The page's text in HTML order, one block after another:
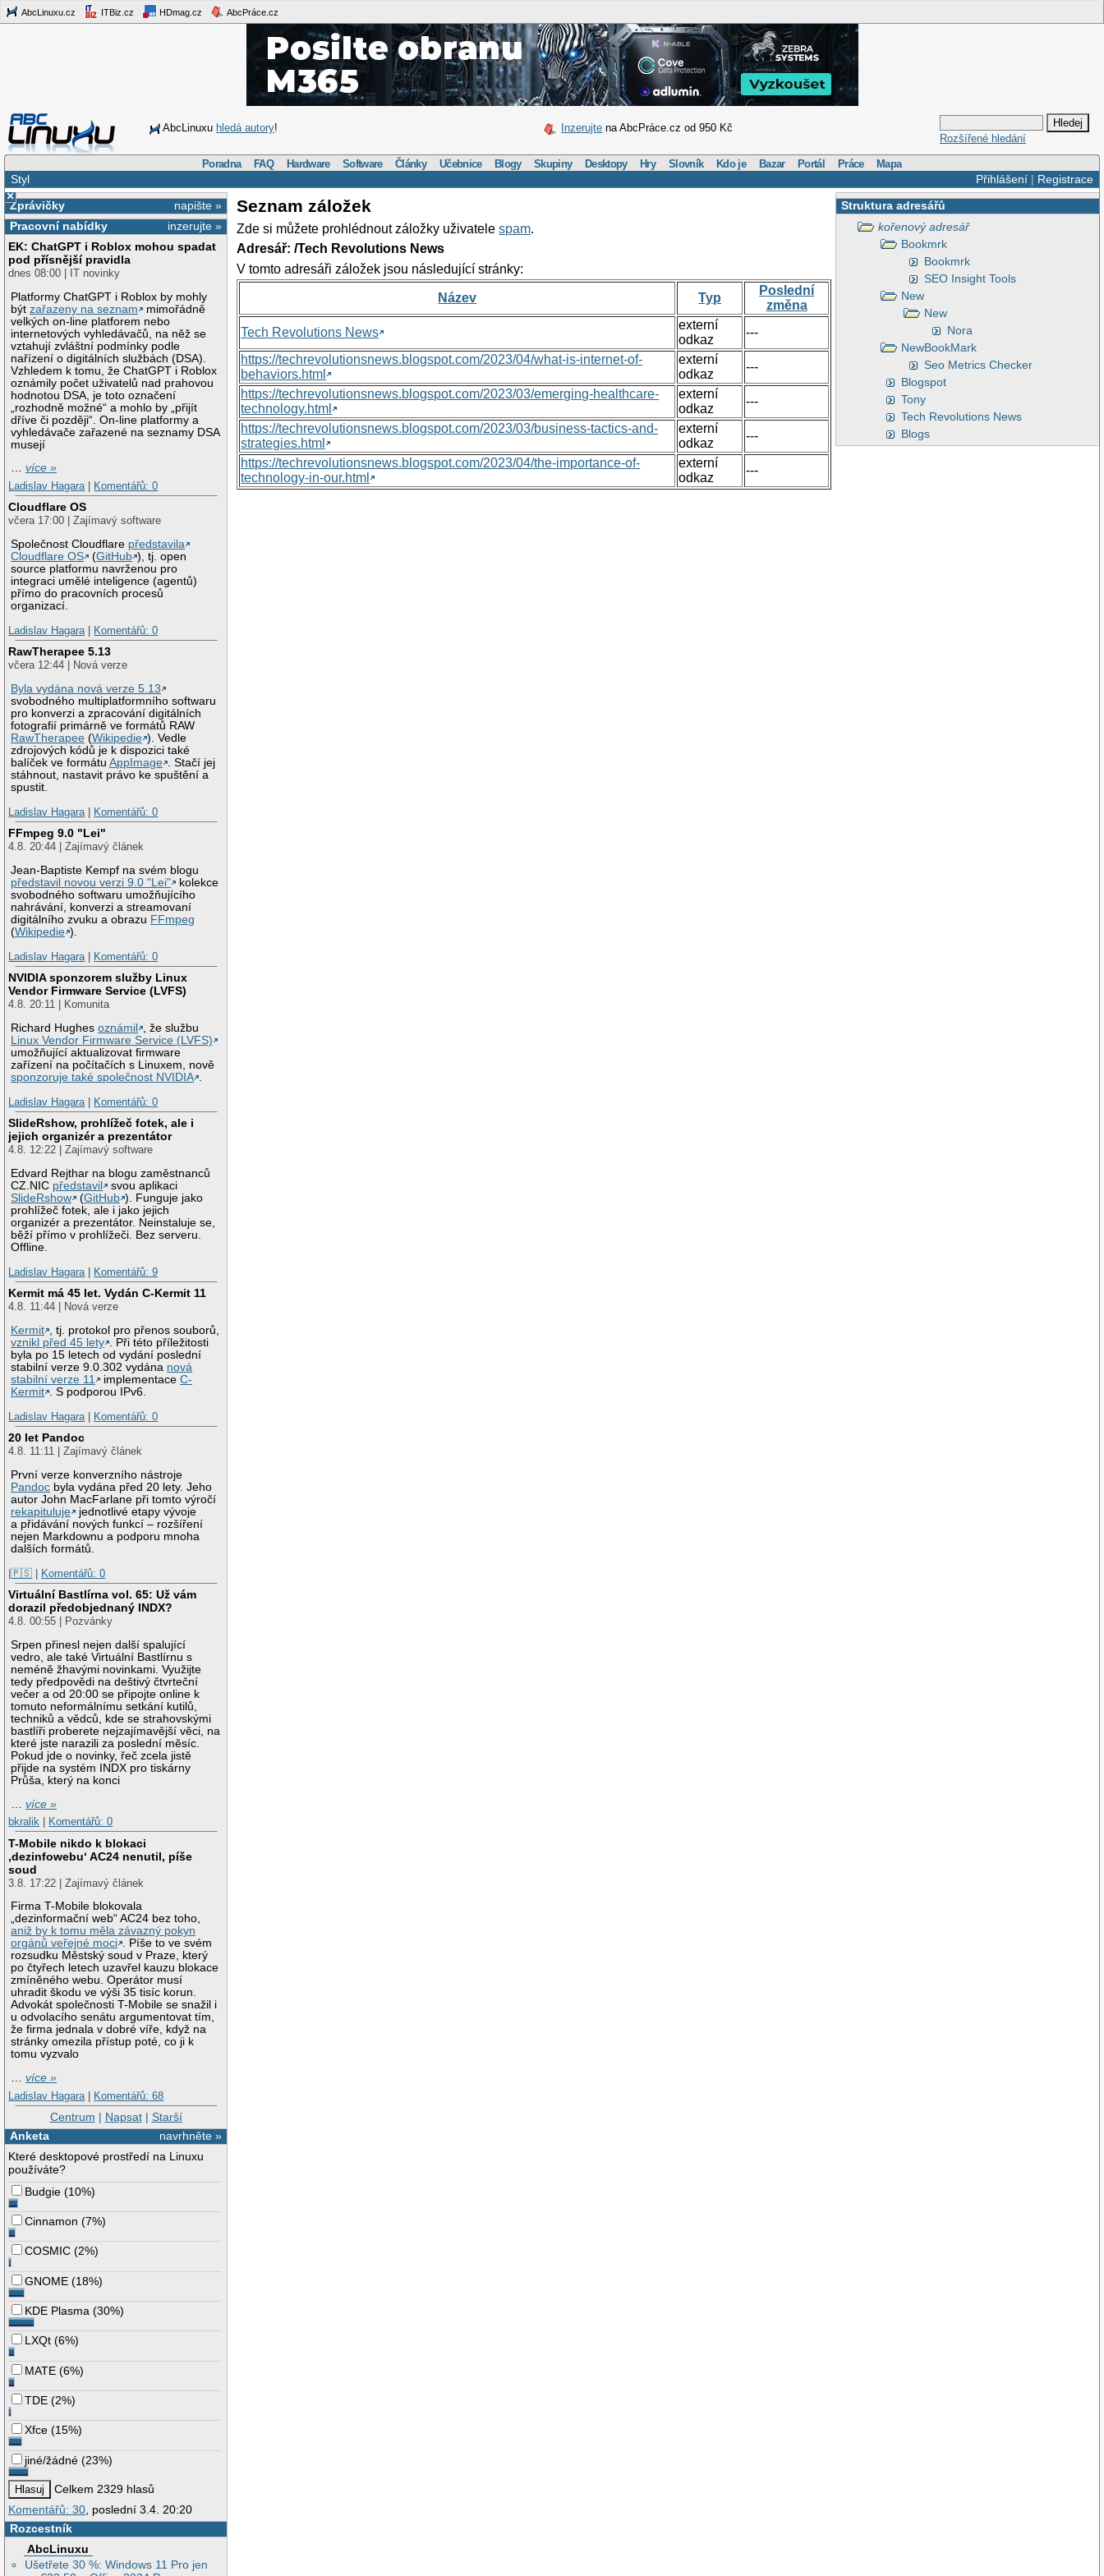
AbcLinuxu.cz ITBiz.cz HDmag.cz AbcPráce.cz
AbcLinuxu hledá autory! Inzerujte na AbcPráce.cz od 950 Kč
Rozšířené hledání
Poradna FAQ Hardware Software Články Učebnice Blogy Skupiny Desktopy Hry Slovník Kdo je Bazar Portál Práce Mapa
Přihlášení| Registrace
Styl
×
napište »
Zprávičky
inzerujte »
Pracovní nabídky
EK: ChatGPT i Roblox mohou spadat
pod přísnější pravidla
dnes 08:00 | IT novinky
Platformy ChatGPT i Roblox by mohly
býtzařazeny na seznam
mimořádně
velkých on-line platforem nebo
internetových vyhledávačů, na něž se
vztahují zvláštní podmínky podle
nařízení o digitálních službách (DSA).
Vzhledem k tomu, že ChatGPT i Roblox
oznámily počet uživatelů nad prahovou
hodnotou DSA, je toto označení
„rozhodně možné“ a mohlo by „přijít
dříve či později“. On-line platformy a
vyhledávače zařazené na seznamy DSA
musejí
…více »
Ladislav Hagara
Komentářů: 0
Cloudflare OS
včera 17:00 | Zajímavý software
Společnost Cloudflare představila
Cloudflare OS
(GitHub ), tj. open
source platformu navrženou pro
integraci umělé inteligence (agentů)
přímo do pracovních procesů
organizací.
Ladislav Hagara
Komentářů: 0
RawTherapee 5.13
včera 12:44 | Nová verze
Byla vydána nová verze 5.13
svobodného multiplatformního softwaru
pro konverzi a zpracování digitálních
fotografií primárně ve formátů RAW
RawTherapee (Wikipedie ). Vedle
zdrojových kódů je k dispozici také
balíček ve formátuAppImage . Stačí jej
stáhnout, nastavit právo ke spuštění a
spustit.
Ladislav Hagara
Komentářů: 0
FFmpeg 9.0 "Lei"
4.8. 20:44 | Zajímavý článek
Jean-Baptiste Kempf na svém blogu
představil novou verzi 9.0 "Lei"
kolekce
svobodného softwaru umožňujícího
nahrávání, konverzi a streamovaní
digitálního zvuku a obrazu FFmpeg
(Wikipedie ).
Ladislav Hagara
Komentářů: 0
NVIDIA sponzorem služby Linux
Vendor Firmware Service (LVFS)
4.8. 20:11 | Komunita
Richard Hughesoznámil
, že službu
Linux Vendor Firmware Service (LVFS)
umožňující aktualizovat firmware
zařízení na počítačích s Linuxem, nově
sponzoruje také společnost NVIDIA .
Ladislav Hagara | Komentářů: 0
SlideRshow, prohlížeč fotek, ale i
jejich organizér a prezentátor
4.8. 12:22 | Zajímavý software
Edvard Rejthar na blogu zaměstnanců
CZ.NIC představil
svou aplikaci
SlideRshow
(GitHub ). Funguje jako
prohlížeč fotek, ale i jako jejich
organizér a prezentátor. Neinstaluje se,
běží přímo v prohlížeči. Bez serveru.
Offline.
Ladislav Hagara | Komentářů: 9
Kermit má 45 let. Vydán C-Kermit 11
4.8. 11:44 | Nová verze
Kermit , tj. protokol pro přenos souborů,
vznikl před 45 lety . Při této příležitosti
byla po 15 letech od vydání poslední
stabilní verze 9.0.302 vydána nová
stabilní verze 11
implementaceC-
Kermit . S podporou IPv6.
Ladislav Hagara | Komentářů: 0
20 let Pandoc
4.8. 11:11 | Zajímavý článek
První verze konverzního nástroje
Pandoc byla vydána před 20 lety. Jeho
autor John MacFarlane při tomto výročí
rekapituluje
jednotlivé etapy vývoje
a přidávání nových funkcí – rozšíření
nejen Markdownu a podporu mnoha
dalších formátů.
|🇵🇸 | Komentářů: 0
Virtuální Bastlírna vol. 65: Už vám
dorazil předobjednaný INDX?
4.8. 00:55 | Pozvánky
Srpen přinesl nejen další spalující
vedro, ale také Virtuální Bastlírnu s
neméně žhavými novinkami. Využijte
tedy předpovědi na deštivý čtvrteční
večer a od 20:00 se připojte online k
tomuto neformálnímu setkání kutilů,
techniků a vědců, kde se strahovskými
bastlíři proberete nejzajímavější věci, na
které jste narazili za poslední měsíc.
Pokud jde o novinky, řeč zcela jistě
přijde na systém INDX pro tiskárny
Průša, který na konci
…více »
bkralik
Komentářů: 0
T-Mobile nikdo k blokaci
‚dezinfowebu‘ AC24 nenutil, píše
soud
3.8. 17:22 | Zajímavý článek
Firma T-Mobile blokovala
„dezinformační web“ AC24 bez toho,
aniž by k tomu měla závazný pokyn
orgánů veřejné moci . Píše to ve svém
rozsudku Městský soud v Praze, který
po čtyřech letech uzavřel kauzu blokace
zmíněného webu. Operátor musí
uhradit škodu ve výši 35 tisíc korun.
Advokát společnosti T-Mobile se snažil i
u odvolacího senátu argumentovat tím,
že firma jednala v dobré víře, když na
stránky omezila přístup poté, co ji k
tomu vyzvalo
…více »
Ladislav Hagara | Komentářů: 68
Centrum | Napsat| Starší
navrhněte »
Anketa
Které desktopové prostředí na Linuxu
používáte?
Budgie (10%)
Cinnamon (7%)
COSMIC (2%)
GNOME (18%)
KDE Plasma (30%)
LXQt (6%)
MATE (6%)
TDE (2%)
Xfce (15%)
jiné/žádné (23%)
Celkem 2329 hlasů
Komentářů: 30, poslední 3.4. 20:20
Rozcestník
AbcLinuxu
Ušetřete 30 %: Windows 11 Pro jen
Struktura adresářů
kořenový adresář
Bookmrk
Bookmrk
SEO Insight Tools
New
New
Nora
NewBookMark
Seo Metrics Checker
Blogspot
Tony
Tech Revolutions News
Blogs
Seznam záložek
Zde si můžete prohlédnout záložky uživatelespam.
Adresář: /Tech Revolutions News
V tomto adresáři záložek jsou následující stránky:
Název Typ
Poslední
změna
Tech Revolutions News
externí
odkaz
---
https://techrevolutionsnews.blogspot.com/2023/04/what-is-internet-of-
behaviors.html
externí
odkaz
---
https://techrevolutionsnews.blogspot.com/2023/03/emerging-healthcare-
technology.html
externí
odkaz
---
https://techrevolutionsnews.blogspot.com/2023/03/business-tactics-and-
strategies.html
externí
odkaz
---
https://techrevolutionsnews.blogspot.com/2023/04/the-importance-of-
technology-in-our.html
externí
odkaz
---